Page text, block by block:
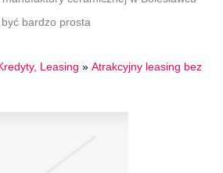
bardzo prosta
Leasing » Atrakcyjny leasing bez